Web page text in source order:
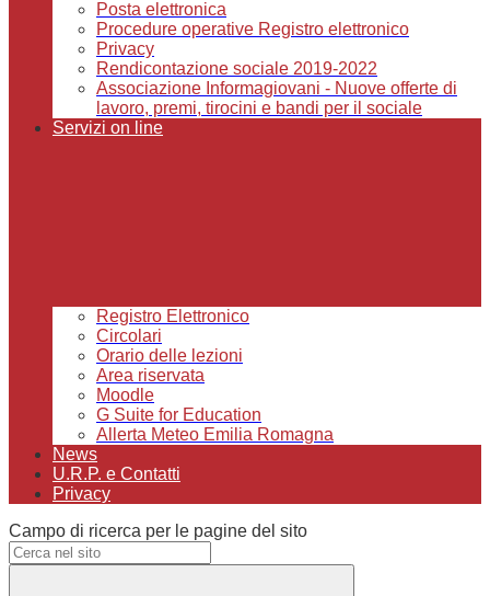
Posta elettronica
Procedure operative Registro elettronico
Privacy
Rendicontazione sociale 2019-2022
Associazione Informagiovani - Nuove offerte di
lavoro, premi, tirocini e bandi per il sociale
Servizi on line
Registro Elettronico
Circolari
Orario delle lezioni
Area riservata
Moodle
G Suite for Education
Allerta Meteo Emilia Romagna
News
U.R.P. e Contatti
Privacy
Campo di ricerca per le pagine del sito